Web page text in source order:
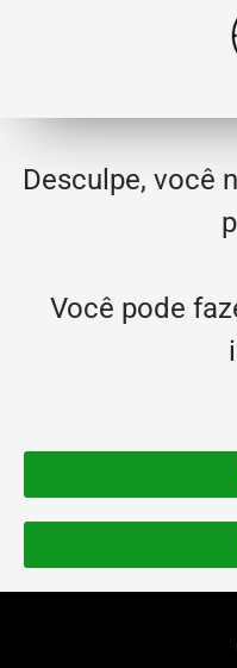
Desculpe, você
Você pode